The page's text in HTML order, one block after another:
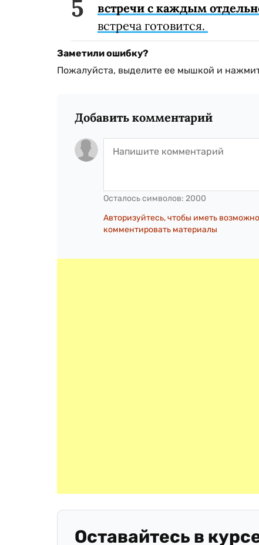
встречи с каждым
встреча готовится.
Заметили ошибку?
Пожалуйста, выделите ее мышкой и
Добавить комментарий
Осталось символов: 2000
Авторизуйтесь, чтобы иметь
комментировать материалы
Оставайтесь в